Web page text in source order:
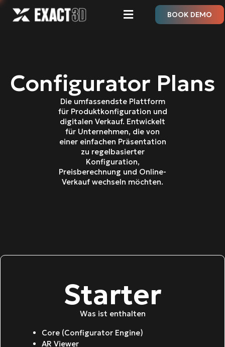
BOOK DEMO
Configurator Plans
Die umfassendste Plattform
für Produktkonfiguration und
digitalen Verkauf. Entwickelt
für Unternehmen, die von
einer einfachen Präsentation
zu regelbasierter
Konfiguration,
Preisberechnung und Online-
Verkauf wechseln möchten.
Starter
Was ist enthalten
Core (Configurator Engine)
AR Viewer